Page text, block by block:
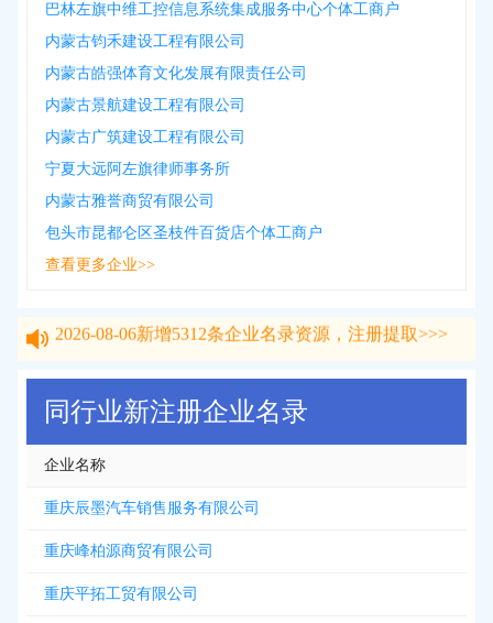
巴林左旗中维工控信息系统集成服务中心个体工商户
内蒙古钧禾建设工程有限公司
内蒙古皓强体育文化发展有限责任公司
内蒙古景航建设工程有限公司
内蒙古广筑建设工程有限公司
宁夏大远阿左旗律师事务所
内蒙古雅誉商贸有限公司
包头市昆都仑区圣枝件百货店个体工商户
查看更多企业>>
2026-08-06新增5312 条企业名录资源，注册提取>>>
同行业新注册企业名录
企业名称
重庆辰墨汽车销售服务有限公司
重庆峰柏源商贸有限公司
重庆平拓工贸有限公司